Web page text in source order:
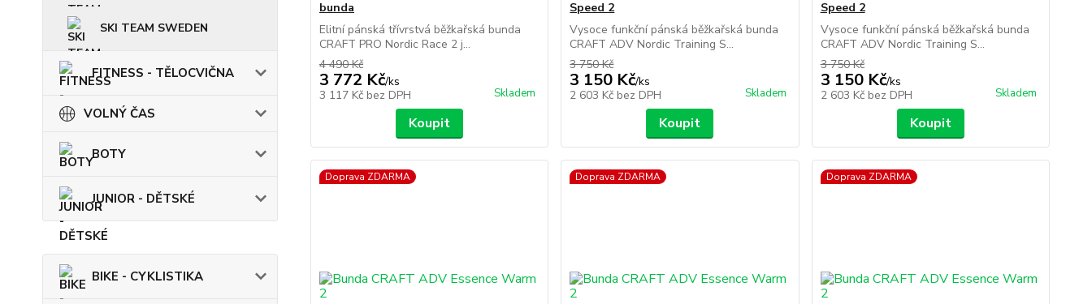
SKI TEAM SWEDEN
FITNESS - TĚLOCVIČNA
VOLNÝ ČAS
BOTY
JUNIOR - DĚTSKÉ
BIKE - CYKLISTIKA
bunda
Elitní pánská třívrstvá běžkařská bunda
CRAFT PRO Nordic Race 2 j...
4 490 Kč
3 772 Kč/ks
3 117 Kč bez DPH Skladem
Koupit
Speed 2
Vysoce funkční pánská běžkařská bunda
CRAFT ADV Nordic Training S...
3 750 Kč
3 150 Kč/ks
2 603 Kč bez DPH Skladem
Koupit
Speed 2
Vysoce funkční pánská běžkařská bunda
CRAFT ADV Nordic Training S...
3 750 Kč
3 150 Kč/ks
2 603 Kč bez DPH Skladem
Koupit
Doprava ZDARMA Doprava ZDARMA Doprava ZDARMA